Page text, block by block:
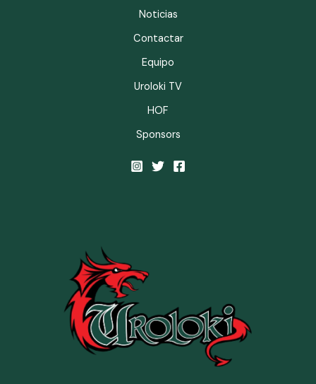
Noticias
Contactar
Equipo
Uroloki TV
HOF
Sponsors